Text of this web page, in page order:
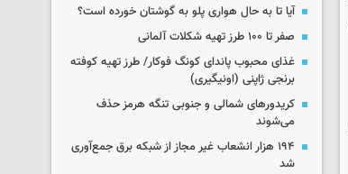
آیا تا به حال هواری پلو به گوشتان خورده است؟
صفر تا ۱۰۰ طرز تهیه شکلات آلمانی
غذای محبوب پاندای کونگ فوکار/ طرز تهیه کوفته
برنجی ژاپنی (اونیگیری)
کریدورهای شمالی و جنوبی تنگه هرمز حذف
می‌شوند
۱۹۴ هزار انشعاب غیر مجاز از شبکه برق جمع‌آوری
شد